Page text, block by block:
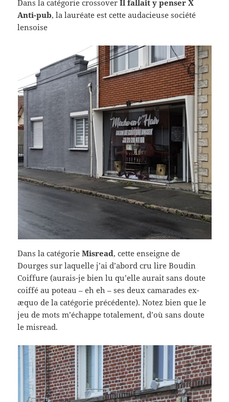
Dans la catégorie crossoverIl fallait y penser X
Anti-pub, la lauréate est cette audacieuse société
lensoise
Dans la catégorie Misread, cette enseigne de
Dourges sur laquelle j’ai d’abord cru lire Boudin
Coiffure (aurais-je bien lu qu’elle aurait sans doute
coiffé au poteau – eh eh – ses deux camarades ex-
æquo de la catégorie précédente). Notez bien que le
jeu de mots m’échappe totalement, d’où sans doute
le misread.